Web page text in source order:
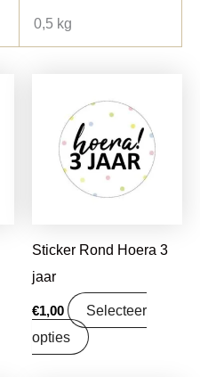
0,5 kg
Sticker Rond Hoera 3
jaar
€1,00
Selecteer
opties